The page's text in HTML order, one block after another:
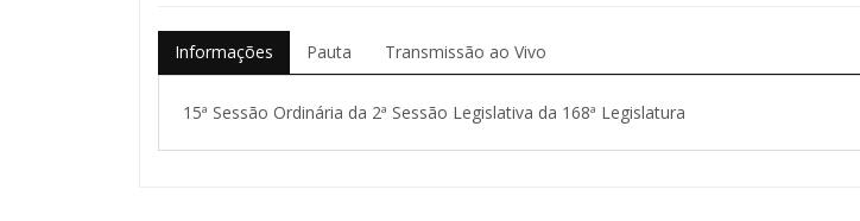
Informações Pauta Transmissão ao Vivo
15ª Sessão Ordinária da 2ª Sessão Legislativa da 168ª Legislatura